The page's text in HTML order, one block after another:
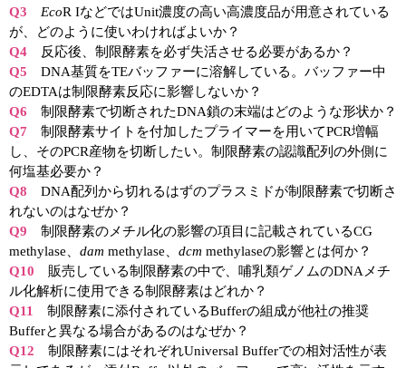
実験ガイド
リアルタイムPCR実験ガイド
遺伝子検査ガイド（食品・水質・家畜他）
NGSポータルサイト
幹細胞・再生医療研究ガイド
クローニング実験ガイド
細胞選択ガイド
エピジェネティクス実験ガイド
RNAi実験ガイド
Q3
EcoR IなどではUnit濃度の高い高濃度品が用意されている
が、どのように使いわければよいか？
Q4 反応後、制限酵素を必ず失活させる必要があるか？
Q5 DNA基質をTEバッファーに溶解している。バッファー中
のEDTAは制限酵素反応に影響しないか？
Q6 制限酵素で切断されたDNA鎖の末端はどのような形状か？
Q7 制限酵素サイトを付加したプライマーを用いてPCR増幅
し、そのPCR産物を切断したい。制限酵素の認識配列の外側に
何塩基必要か？
Q8 DNA配列から切れるはずのプラスミドが制限酵素で切断さ
れないのはなぜか？
Q9 制限酵素のメチル化の影響の項目に記載されているCG
methylase、 dam methylase、 dcm methylaseの影響とは何か？
Q10 販売している制限酵素の中で、哺乳類ゲノムのDNAメチ
ル化解析に使用できる制限酵素はどれか？
Q11
制限酵素に添付されているBufferの組成が他社の推奨
Bufferと異なる場合があるのはなぜか？
Q12 制限酵素にはそれぞれUniversal Bufferでの相対活性が表